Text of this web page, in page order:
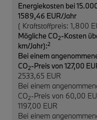
Energiekosten bei
1589,46 EUR/Jahr
( Kraftstoffpreis: 1,800
Mögliche CO2-Kosten
km/Jahr):2
Bei einem
CO2-Preis von 127,00
2533,65 EUR
Bei einem
CO2-Preis von 60,00
1197,00 EUR
Bei einem